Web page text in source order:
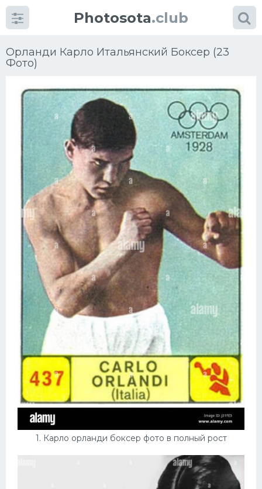
Photosota.club
Орланди Карло Итальянский Боксер (23
Фото)
1. Карло орланди боксер фото в полный рост
Категории
Много картинок...
Футбол
Баскетбол
Хоккей
Велогонки
Конькобежный спорт
Тренажеры
Интерьеры квартир